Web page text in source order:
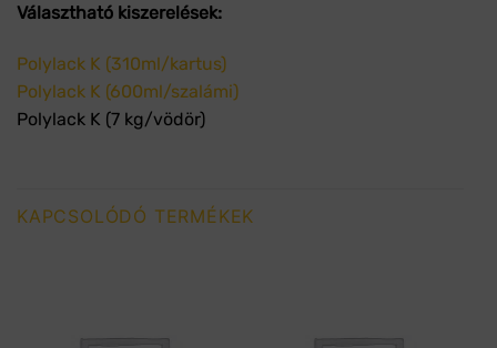
Választható kiszerelések:
Polylack K (310ml/kartus)
Polylack K (600ml/szalámi)
Polylack K (7 kg/vödör)
KAPCSOLÓDÓ TERMÉKEK